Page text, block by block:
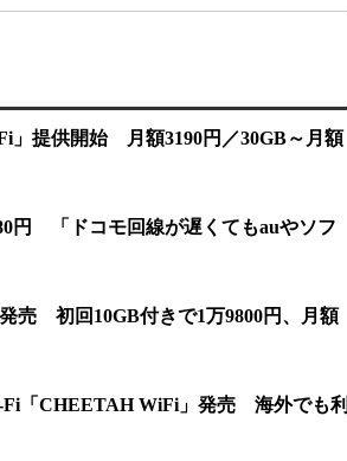
」提供開始 月額3190円／30GB～月額
円 「ドコモ回線が遅くてもauやソフ
売 初回10GB付きで1万9800円、月額
Fi「CHEETAH WiFi」発売 海外でも利